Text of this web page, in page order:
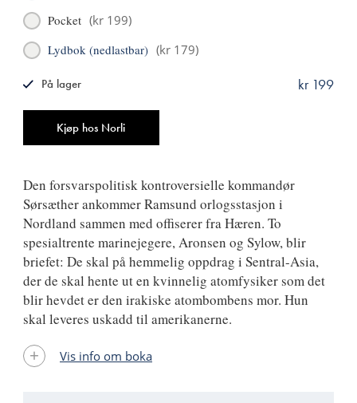
Pocket (kr 199)
Lydbok (nedlastbar) (kr 179)
Kjøp hos Norli
kr 199
På lager
Den forsvarspolitisk kontroversielle kommandør
Sørsæther ankommer Ramsund orlogsstasjon i
Nordland sammen med offiserer fra Hæren. To
spesialtrente marinejegere, Aronsen og Sylow, blir
briefet: De skal på hemmelig oppdrag i Sentral-Asia,
der de skal hente ut en kvinnelig atomfysiker som det
blir hevdet er den irakiske atombombens mor. Hun
skal leveres uskadd til amerikanerne.
Vis info om boka